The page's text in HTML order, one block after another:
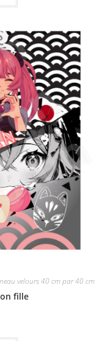
velours 40 cm par 40 cm
fille